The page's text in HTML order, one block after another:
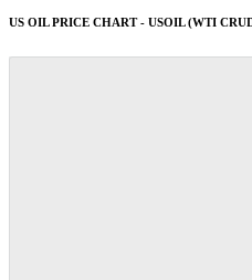
US OIL PRICE CHART - USOIL (WTI